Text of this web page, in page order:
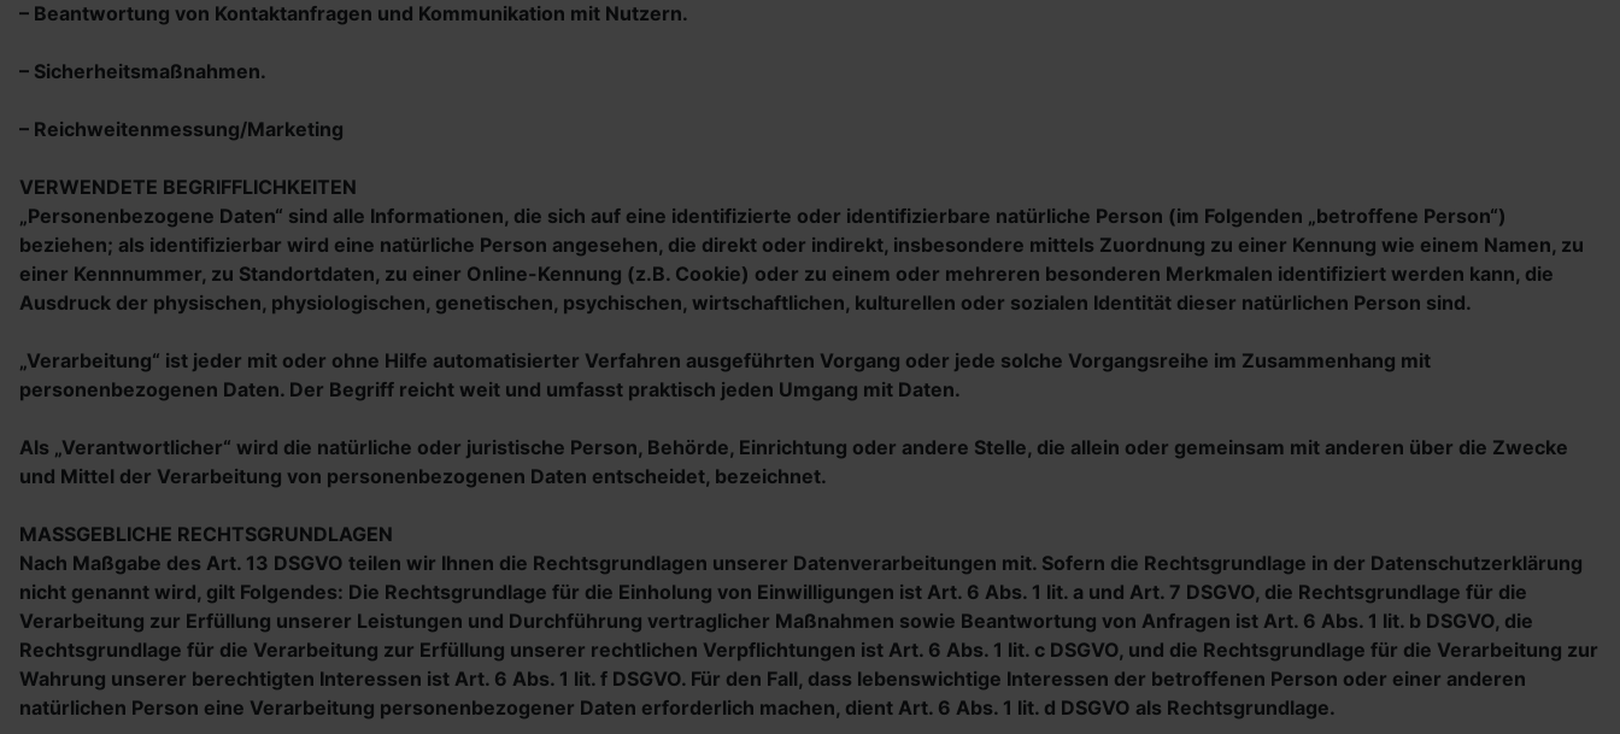
– Beantwortung von Kontaktanfragen und Kommunikation mit Nutzern.
– Sicherheitsmaßnahmen.
– Reichweitenmessung/Marketing
VERWENDETE BEGRIFFLICHKEITEN
„Personenbezogene Daten“ sind alle Informationen, die sich auf eine identifizierte oder identifizierbare natürliche Person (im Folgenden „betroffene Person“)
beziehen; als identifizierbar wird eine natürliche Person angesehen, die direkt oder indirekt, insbesondere mittels Zuordnung zu einer Kennung wie einem Namen, zu
einer Kennnummer, zu Standortdaten, zu einer Online-Kennung (z.B. Cookie) oder zu einem oder mehreren besonderen Merkmalen identifiziert werden kann, die
Ausdruck der physischen, physiologischen, genetischen, psychischen, wirtschaftlichen, kulturellen oder sozialen Identität dieser natürlichen Person sind.
„Verarbeitung“ ist jeder mit oder ohne Hilfe automatisierter Verfahren ausgeführten Vorgang oder jede solche Vorgangsreihe im Zusammenhang mit
personenbezogenen Daten. Der Begriff reicht weit und umfasst praktisch jeden Umgang mit Daten.
Als „Verantwortlicher“ wird die natürliche oder juristische Person, Behörde, Einrichtung oder andere Stelle, die allein oder gemeinsam mit anderen über die Zwecke
und Mittel der Verarbeitung von personenbezogenen Daten entscheidet, bezeichnet.
MASSGEBLICHE RECHTSGRUNDLAGEN
Nach Maßgabe des Art. 13 DSGVO teilen wir Ihnen die Rechtsgrundlagen unserer Datenverarbeitungen mit. Sofern die Rechtsgrundlage in der Datenschutzerklärung
nicht genannt wird, gilt Folgendes: Die Rechtsgrundlage für die Einholung von Einwilligungen ist Art. 6 Abs. 1 lit. a und Art. 7 DSGVO, die Rechtsgrundlage für die
Verarbeitung zur Erfüllung unserer Leistungen und Durchführung vertraglicher Maßnahmen sowie Beantwortung von Anfragen ist Art. 6 Abs. 1 lit. b DSGVO, die
Rechtsgrundlage für die Verarbeitung zur Erfüllung unserer rechtlichen Verpflichtungen ist Art. 6 Abs. 1 lit. c DSGVO, und die Rechtsgrundlage für die Verarbeitung zur
Wahrung unserer berechtigten Interessen ist Art. 6 Abs. 1 lit. f DSGVO. Für den Fall, dass lebenswichtige Interessen der betroffenen Person oder einer anderen
natürlichen Person eine Verarbeitung personenbezogener Daten erforderlich machen, dient Art. 6 Abs. 1 lit. d DSGVO als Rechtsgrundlage.